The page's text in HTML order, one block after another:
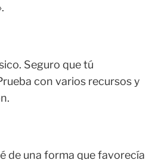
Seguro que tú
con varios recursos y
de una forma que favorecía